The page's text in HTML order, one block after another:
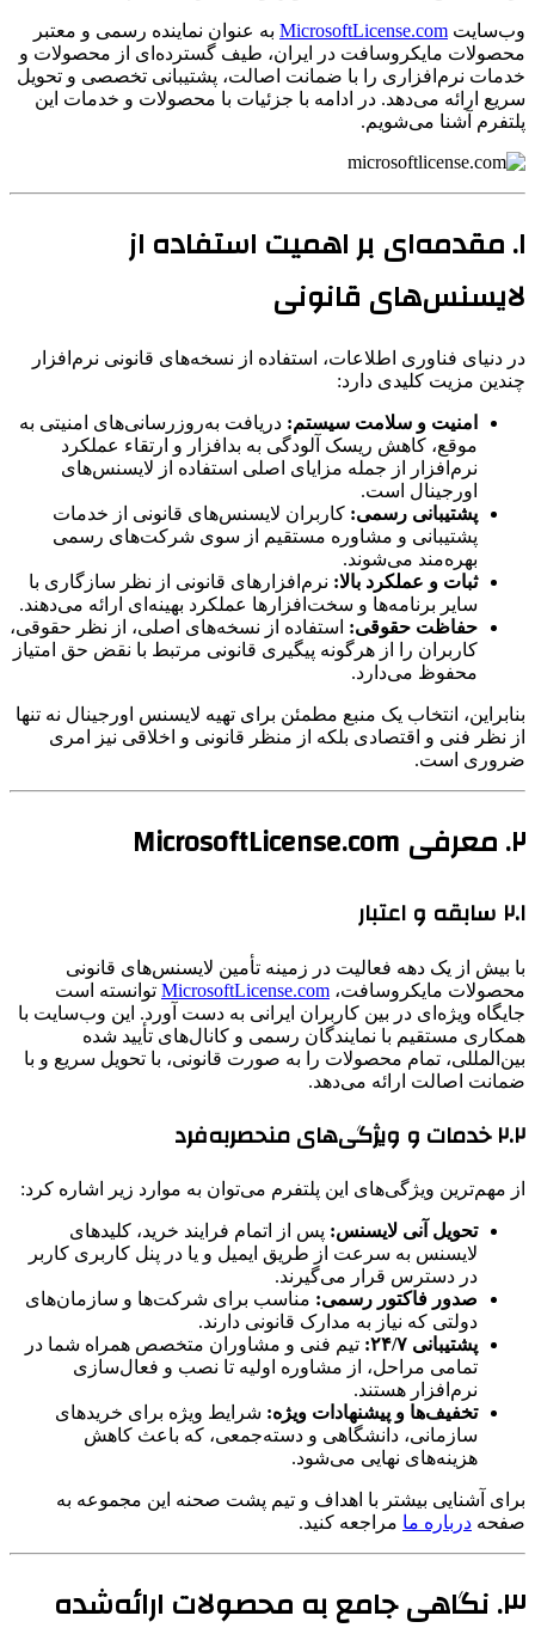
وب‌سایت MicrosoftLicense.com به عنوان نماینده رسمی و معتبر
محصولات مایکروسافت در ایران، طیف گسترده‌ای از محصولات و
خدمات نرم‌افزاری را با ضمانت اصالت، پشتیبانی تخصصی و تحویل
سریع ارائه می‌دهد. در ادامه با جزئیات با محصولات و خدمات این
پلتفرم آشنا می‌شویم.
۱. مقدمه‌ای بر اهمیت استفاده از
لایسنس‌های قانونی
در دنیای فناوری اطلاعات، استفاده از نسخه‌های قانونی نرم‌افزار
چندین مزیت کلیدی دارد:
امنیت و سلامت سیستم: دریافت به‌روزرسانی‌های امنیتی به
موقع، کاهش ریسک آلودگی به بدافزار و ارتقاء عملکرد
نرم‌افزار از جمله مزایای اصلی استفاده از لایسنس‌های
اورجینال است.
پشتیبانی رسمی: کاربران لایسنس‌های قانونی از خدمات
پشتیبانی و مشاوره مستقیم از سوی شرکت‌های رسمی
بهره‌مند می‌شوند.
ثبات و عملکرد بالا: نرم‌افزارهای قانونی از نظر سازگاری با
سایر برنامه‌ها و سخت‌افزارها عملکرد بهینه‌ای ارائه می‌دهند.
حفاظت حقوقی: استفاده از نسخه‌های اصلی، از نظر حقوقی،
کاربران را از هرگونه پیگیری قانونی مرتبط با نقض حق امتیاز
محفوظ می‌دارد.
بنابراین، انتخاب یک منبع مطمئن برای تهیه لایسنس اورجینال نه تنها
از نظر فنی و اقتصادی بلکه از منظر قانونی و اخلاقی نیز امری
ضروری است.
۲. معرفی MicrosoftLicense.com
۲.۱ سابقه و اعتبار
با بیش از یک دهه فعالیت در زمینه تأمین لایسنس‌های قانونی
محصولات مایکروسافت، MicrosoftLicense.com توانسته است
جایگاه ویژه‌ای در بین کاربران ایرانی به دست آورد. این وب‌سایت با
همکاری مستقیم با نمایندگان رسمی و کانال‌های تأیید شده
بین‌المللی، تمام محصولات را به صورت قانونی، با تحویل سریع و با
ضمانت اصالت ارائه می‌دهد.
۲.۲ خدمات و ویژگی‌های منحصربه‌فرد
از مهم‌ترین ویژگی‌های این پلتفرم می‌توان به موارد زیر اشاره کرد:
تحویل آنی لایسنس: پس از اتمام فرایند خرید، کلیدهای
لایسنس به سرعت از طریق ایمیل و یا در پنل کاربری کاربر
در دسترس قرار می‌گیرند.
صدور فاکتور رسمی: مناسب برای شرکت‌ها و سازمان‌های
دولتی که نیاز به مدارک قانونی دارند.
پشتیبانی ۲۴/۷:
تیم فنی و مشاوران متخصص همراه شما در
تمامی مراحل، از مشاوره اولیه تا نصب و فعال‌سازی
نرم‌افزار هستند.
تخفیف‌ها و پیشنهادات ویژه: شرایط ویژه برای خریدهای
سازمانی، دانشگاهی و دسته‌جمعی، که باعث کاهش
هزینه‌های نهایی می‌شود.
برای آشنایی بیشتر با اهداف و تیم پشت صحنه این مجموعه به
صفحه درباره ما مراجعه کنید.
۳. نگاهی جامع به محصولات ارائه‌شده